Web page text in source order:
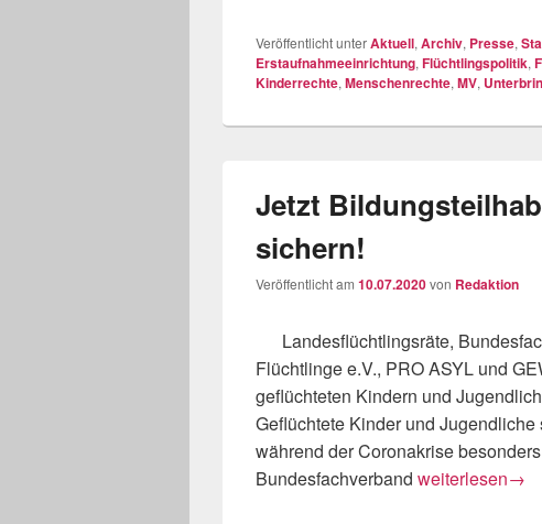
Veröffentlicht unterAktuell, Archiv, Presse,
Erstaufnahmeeinrichtung, Flüchtlingspolitik,
Kinderrechte, Menschenrechte, MV,
Jetzt
sichern!
Veröffentlicht am 10.07.2020von Redaktion
Landesflüchtlingsräte,
Flüchtlinge e.V., PRO ASYL und
geflüchteten Kindern und
Geflüchtete Kinder und
während der Coronakrise
Bundesfachverband Jetzt
weiterlesen→